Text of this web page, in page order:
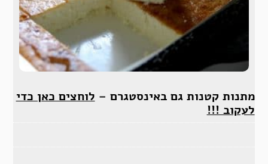
מתנות קטנות גם באינסטגרם – לוחצים כאן כדי
לעקוב !!!